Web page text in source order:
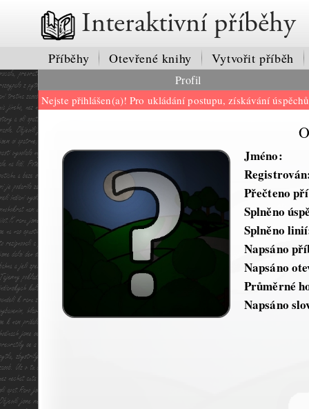
Interaktivní příběhy
Příběhy Otevřené knihy Vytvořit příběh
Profil
Nejste přihlášen(a)! Pro ukládání postupu, získávání
Jméno:
Přečteno
Splněno
Splněno
Napsáno
Napsáno
Průměrné
Napsáno